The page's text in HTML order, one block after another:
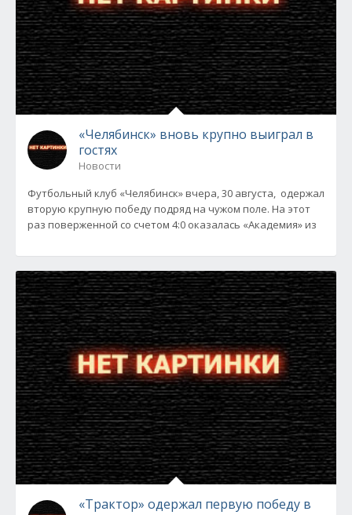
«Челябинск» вновь крупно выиграл в
гостях
Новости
Футбольный клуб «Челябинск» вчера, 30 августа, одержал
вторую крупную победу подряд на чужом поле. На этот
раз поверженной со счетом 4:0 оказалась «Академия» из
«Трактор» одержал первую победу в